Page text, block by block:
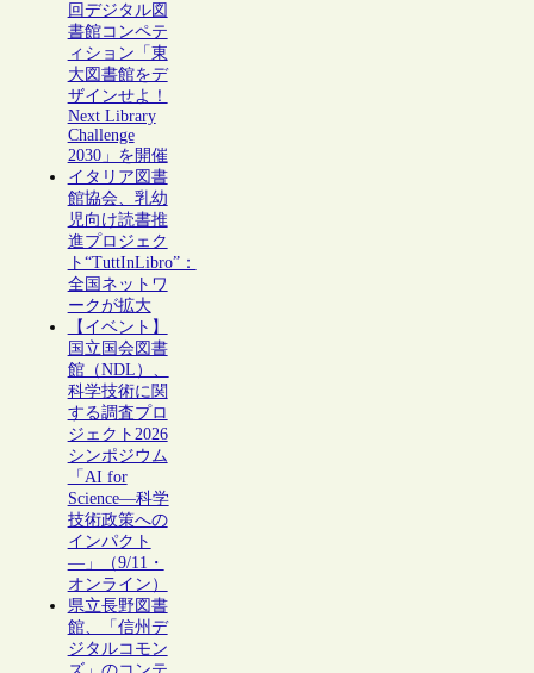
回デジタル図
書館コンペテ
ィション「東
大図書館をデ
ザインせよ！
Next Library
Challenge
2030」を開催
イタリア図書
館協会、乳幼
児向け読書推
進プロジェク
ト“TuttInLibro”：
全国ネットワ
ークが拡大
【イベント】
国立国会図書
館（NDL）、
科学技術に関
する調査プロ
ジェクト2026
シンポジウム
「AI for
Science―科学
技術政策への
インパクト
―」（9/11・
オンライン）
県立長野図書
館、「信州デ
ジタルコモン